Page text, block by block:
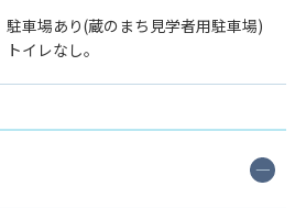
駐車場あり(蔵のまち見学者用駐車場)
トイレなし。